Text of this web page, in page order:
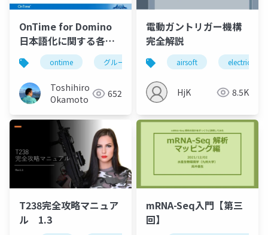
OnTime for Domino
日本語化に関する各種
設定マニュアル
ontime グループカレンダー 組織カレンダー
Toshihiro
Okamoto
652
電動ガントリガー機構
完全解説
airsoft electric gun
HjK 8.5K
T238完全攻略マニュア
ル 1.3
mRNA-Seq入門【第三
回】